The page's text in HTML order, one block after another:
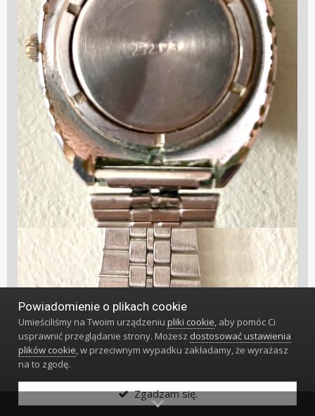
Powiadomienie o plikach cookie
Umieściliśmy na Twoim urządzeniupliki cookie, aby pomóc Ci
usprawnić przeglądanie strony. Możesz dostosować ustawienia
plików cookie, w przeciwnym wypadku zakładamy, że wyrażasz
na to zgodę.
Zgadzam się.